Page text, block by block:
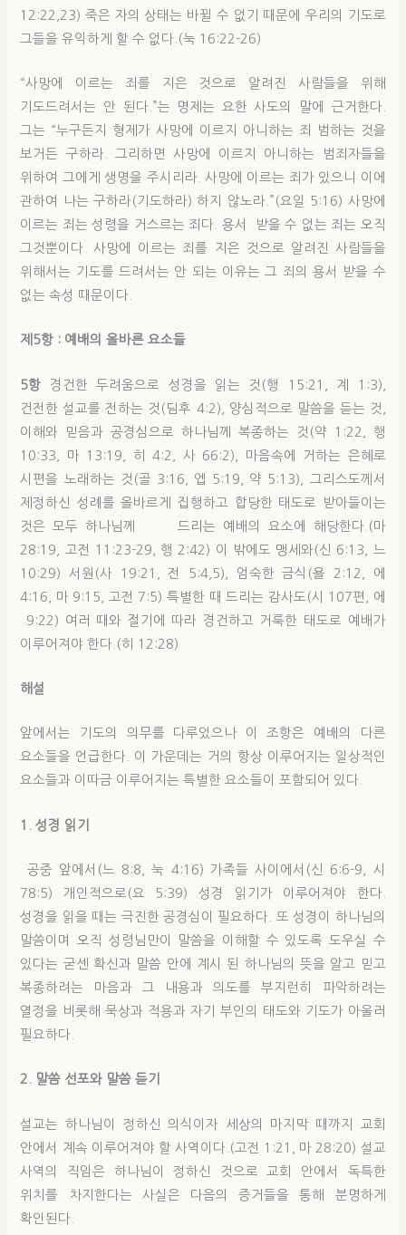
12:22,23) 죽은 자의 상태는 바뀔 수 없기 때문에 우리의 기도로
그들을 유익하게 할 수 없다.(눅 16:22-26)
“사망에 이르는 죄를 지은 것으로 알려진 사람들을 위해
기도드려서는 안 된다.”는 명제는 요한 사도의 말에 근거한다.
그는 “누구든지 형제가 사망에 이르지 아니하는 죄 범하는 것을
보거든 구하라. 그리하면 사망에 이르지 아니하는 범죄자들을
위하여 그에게 생명을 주시리라. 사망에 이르는 죄가 있으니 이에
관하여 나는 구하라(기도하라) 하지 않노라.”(요일 5:16) 사망에
이르는 죄는 성령을 거스르는 죄다. 용서 받을 수 없는 죄는 오직
그것뿐이다. 사망에 이르는 죄를 지은 것으로 알려진 사람들을
위해서는 기도를 드려서는 안 되는 이유는 그 죄의 용서 받을 수
없는 속성 때문이다.
제5항 : 예배의 올바른 요소들
5항 경건한 두려움으로 성경을 읽는 것(행 15:21, 계 1:3),
건전한 설교를 전하는 것(딤후 4:2), 양심적으로 말씀을 듣는 것,
이해와 믿음과 공경심으로 하나님께 복종하는 것(약 1:22, 행
10:33, 마 13:19, 히 4:2, 사 66:2), 마음속에 거하는 은혜로
시편을 노래하는 것(골 3:16, 엡 5:19, 약 5:13), 그리스도께서
제정하신 성례를 올바르게 집행하고 합당한 태도로 받아들이는
것은 모두 하나님께 드리는 예배의 요소에 해당한다.(마
28:19, 고전 11:23-29, 행 2:42) 이 밖에도 맹세와(신 6:13, 느
10:29) 서원(사 19:21, 전 5:4,5), 엄숙한 금식(욜 2:12, 에
4:16, 마 9:15, 고전 7:5) 특별한 때 드리는 감사도(시 107편, 에
9:22) 여러 때와 절기에 따라 경건하고 거룩한 태도로 예배가
이루어져야 한다.(히 12:28)
해설
앞에서는 기도의 의무를 다루었으나 이 조항은 예배의 다른
요소들을 언급한다. 이 가운데는 거의 항상 이루어지는 일상적인
요소들과 이따금 이루어지는 특별한 요소들이 포함되어 있다.
1. 성경 읽기
공중 앞에서(느 8:8, 눅 4:16) 가족들 사이에서(신 6:6-9, 시
78:5) 개인적으로(요 5:39) 성경 읽기가 이루어져야 한다.
성경을 읽을 때는 극진한 공경심이 필요하다. 또 성경이 하나님의
말씀이며 오직 성령님만이 말씀을 이해할 수 있도록 도우실 수
있다는 굳센 확신과 말씀 안에 계시 된 하나님의 뜻을 알고 믿고
복종하려는 마음과 그 내용과 의도를 부지런히 파악하려는
열정을 비롯해 묵상과 적용과 자기 부인의 태도와 기도가 아울러
필요하다.
2. 말씀 선포와 말씀 듣기
설교는 하나님이 정하신 의식이자 세상의 마지막 때까지 교회
안에서 계속 이루어져야 할 사역이다.(고전 1:21, 마 28:20) 설교
사역의 직임은 하나님이 정하신 것으로 교회 안에서 독특한
위치를 차지한다는 사실은 다음의 증거들을 통해 분명하게
확인된다.